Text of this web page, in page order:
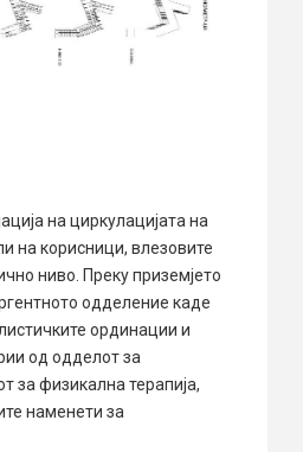
на циркулацијата на
на корисници, влезовите
ниво. Преку приземјето
одделение каде
ординации и
од одделот за
за физикална терапија,
наменети за